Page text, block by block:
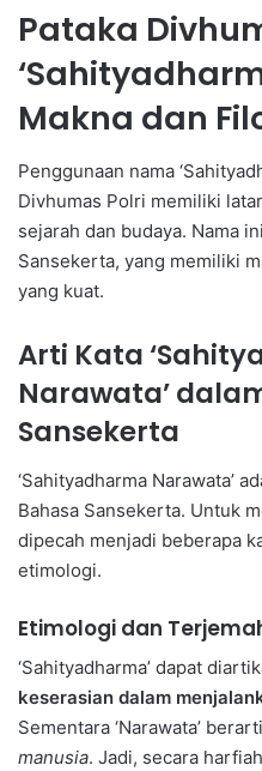
Pataka
Makna dan
Penggunaan nama
Divhumas Polri memiliki
sejarah dan budaya. Nama
Sansekerta, yang memiliki
yang kuat.
Arti Kata
Narawata’
Sansekerta
‘Sahityadharma Narawata’
Bahasa Sansekerta. Untuk
dipecah menjadi beberapa
etimologi.
Etimologi dan
‘Sahityadharma’ dapat
keserasian dalam
Sementara ‘Narawata’ berarti
manusia. Jadi, secara